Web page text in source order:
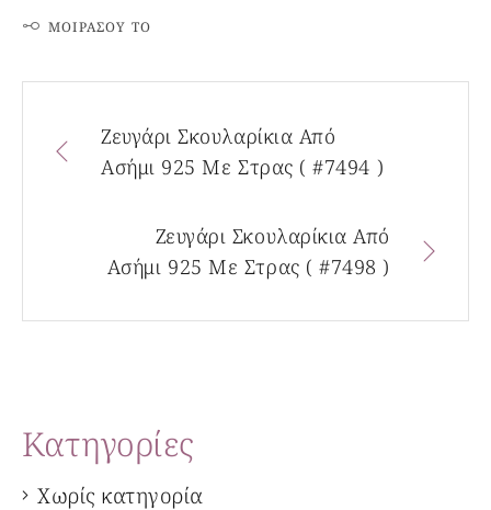
ΜΟΙΡΆΣΟΥ ΤΟ
Ζευγάρι Σκουλαρίκια Από
Ασήμι 925 Με Στρας ( #7494 )
Ζευγάρι Σκουλαρίκια Από
Ασήμι 925 Με Στρας ( #7498 )
Kατηγορίες
Χωρίς κατηγορία